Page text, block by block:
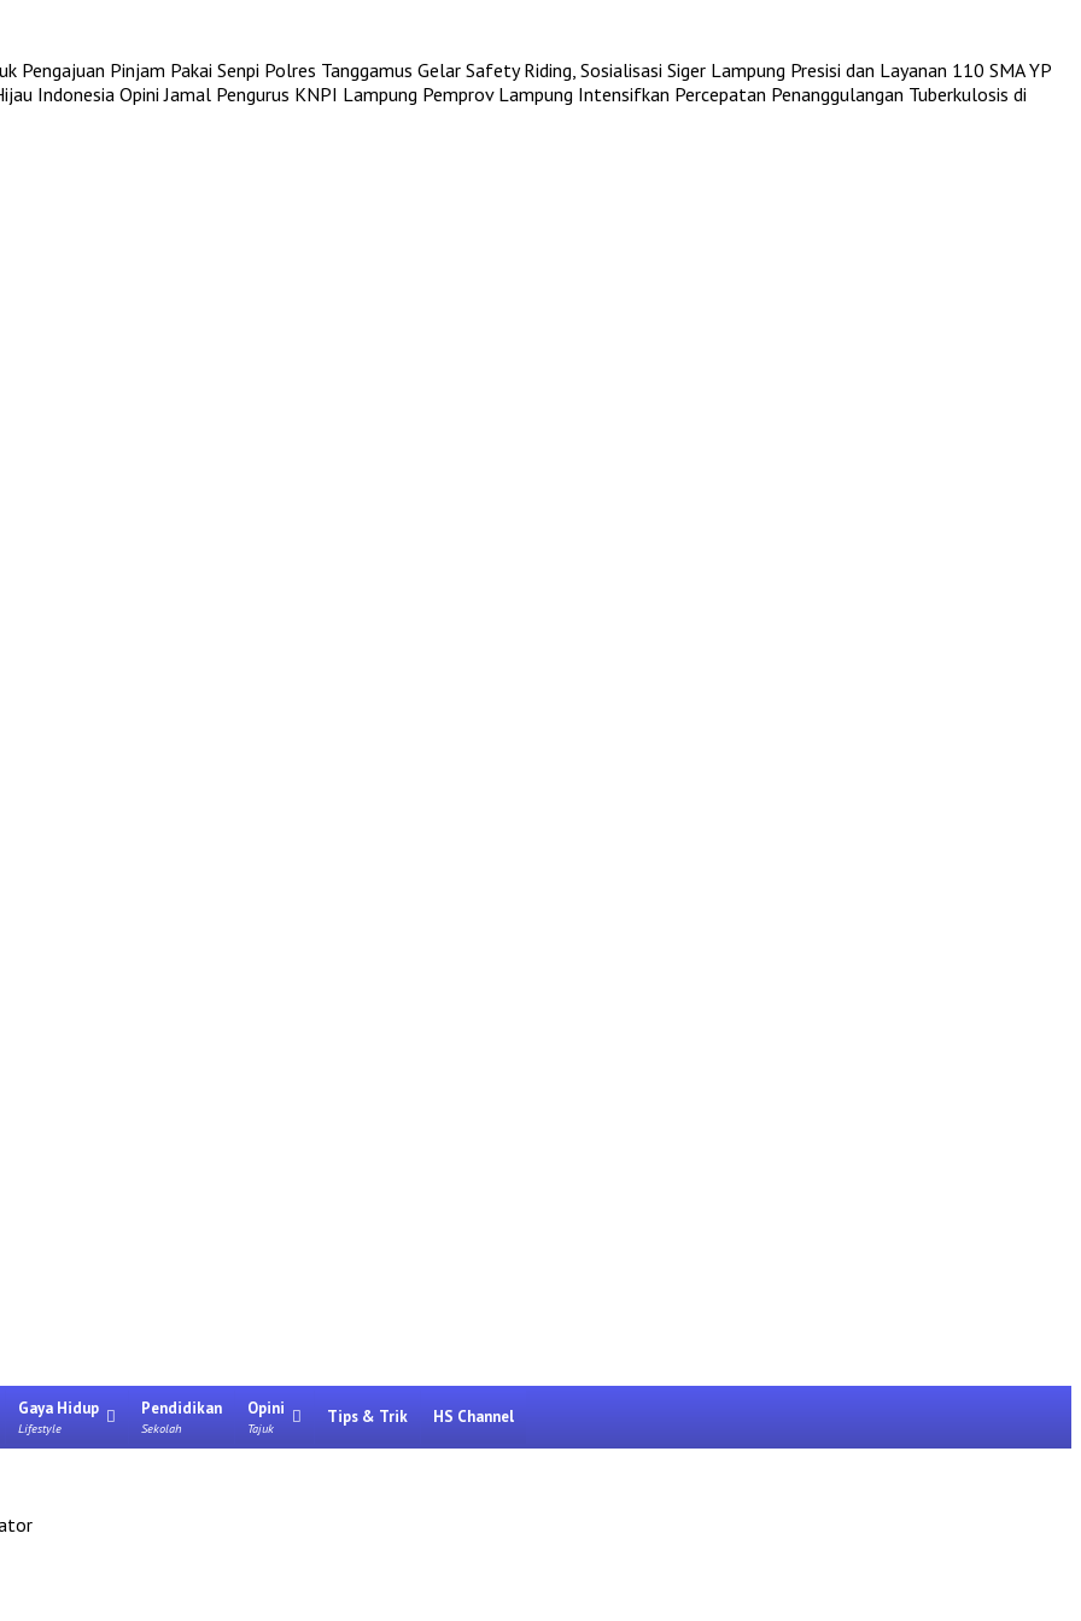
Pengajuan Pinjam Pakai Senpi Polres Tanggamus Gelar Safety Riding, Sosialisasi Siger Lampung Presisi dan Layanan 110 SMA YP
Indonesia Opini Jamal Pengurus KNPI Lampung Pemprov Lampung Intensifkan Percepatan Penanggulangan Tuberkulosis di
Gaya Hidup
Lifestyle
Pendidikan
Sekolah
Opini
Tajuk
Tips & Trik HS Channel